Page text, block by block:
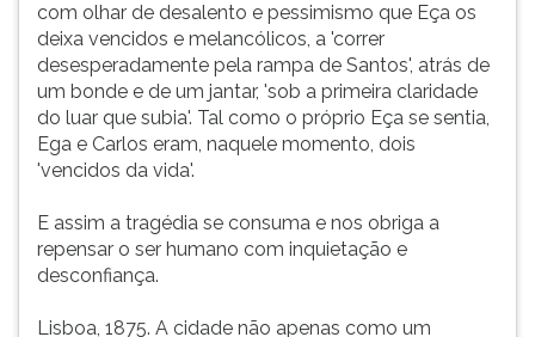
com olhar de desalento e pessimismo que Eça os
deixa vencidos e melancólicos, a 'correr
desesperadamente pela rampa de Santos', atrás de
um bonde e de um jantar, 'sob a primeira claridade
do luar que subia'. Tal como o próprio Eça se sentia,
Ega e Carlos eram, naquele momento, dois
'vencidos da vida'.
E assim a tragédia se consuma e nos obriga a
repensar o ser humano com inquietação e
desconfiança.
Lisboa, 1875. A cidade não apenas como um